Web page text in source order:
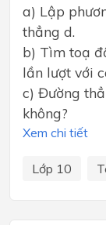
a) Lập
thẳng d.
b) Tìm toạ
lần lượt với
c) Đường
không?
Xem chi tiết
Lớp 10